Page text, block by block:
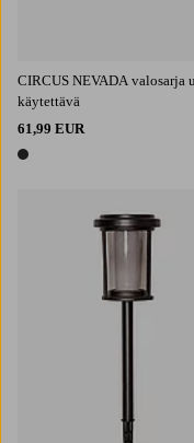
CIRCUS NEVADA valosarja
käytettävä
61,99 EUR
1 väri